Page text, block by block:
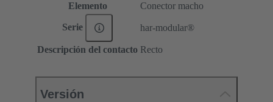
Elemento
Conector macho
Serie har-modular®
Descripción del contacto Recto
Versión